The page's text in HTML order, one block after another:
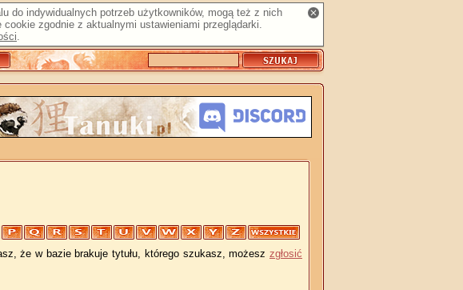
do indywidualnych potrzeb użytkowników, mogą też z nich
zgodnie z aktualnymi ustawieniami przeglądarki.
.
że w bazie brakuje tytułu, którego szukasz, możesz zgłosić